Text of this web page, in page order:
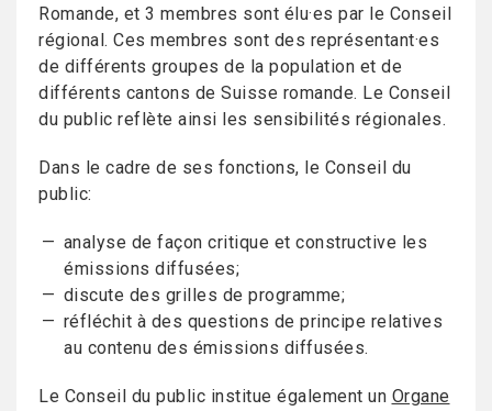
Romande, et 3 membres sont élu·es par le Conseil
régional. Ces membres sont des représentant·es
de différents groupes de la population et de
différents cantons de Suisse romande. Le Conseil
du public reflète ainsi les sensibilités régionales.
Dans le cadre de ses fonctions, le Conseil du
public:
analyse de façon critique et constructive les
émissions diffusées;
discute des grilles de programme;
réfléchit à des questions de principe relatives
au contenu des émissions diffusées.
Le Conseil du public institue également un Organe